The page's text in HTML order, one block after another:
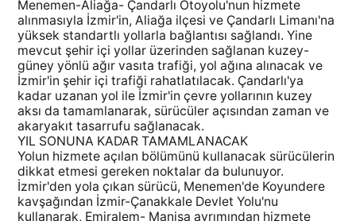
Menemen-Aliağa- Çandarlı Otoyolu'nun hizmete
alınmasıyla İzmir'in, Aliağa ilçesi ve Çandarlı Limanı'na
yüksek standartlı yollarla bağlantısı sağlandı. Yine
mevcut şehir içi yollar üzerinden sağlanan kuzey-
güney yönlü ağır vasıta trafiği, yol ağına alınacak ve
İzmir'in şehir içi trafiği rahatlatılacak. Çandarlı'ya
kadar uzanan yol ile İzmir'in çevre yollarının kuzey
aksı da tamamlanarak, sürücüler açısından zaman ve
akaryakıt tasarrufu sağlanacak.
YIL SONUNA KADAR TAMAMLANACAK
Yolun hizmete açılan bölümünü kullanacak sürücülerin
dikkat etmesi gereken noktalar da bulunuyor.
İzmir'den yola çıkan sürücü, Menemen'de Koyundere
kavşağından İzmir-Çanakkale Devlet Yolu'nu
kullanarak, Emiralem- Manisa ayrımından hizmete